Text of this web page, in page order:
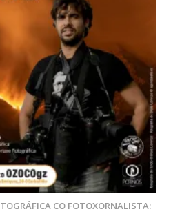
CO FOTOXORNALISTA: